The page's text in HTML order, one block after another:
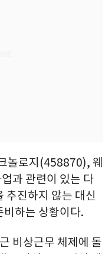
놀로지(458870), 웨
과 관련이 있는 다
추진하지 않는 대신
비하는 상황이다.
비상근무 체제에 돌